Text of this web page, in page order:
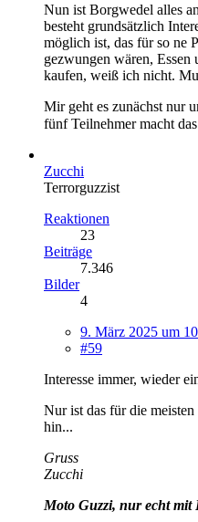
Nun ist Borgwedel alles
besteht grundsätzlich
möglich ist, das für so ne
gezwungen wären, Essen
kaufen, weiß ich nicht.
Mir geht es zunächst nur
fünf Teilnehmer macht
Zucchi
Terrorguzzist
Reaktionen
23
Beiträge
7.346
Bilder
4
9. März 2025 um
#59
Interesse immer, wieder
Nur ist das für die
hin...
Gruss
Zucchi
Moto Guzzi, nur echt mit